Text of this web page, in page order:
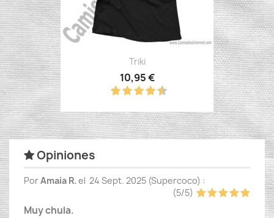
Triki
10,95 €
Opiniones
PorAmaia R. el 24 Sept. 2025 (Supercoco) :
(5/5)
Muy chula.